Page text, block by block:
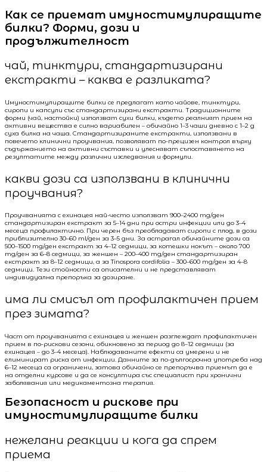
Как се приемат имуностимулиращите
билки? Форми, дози и
продължителност
чай, тинктури, стандартизирани
екстракти – каква е разликата?
Имуностимулиращите билки се предлагат като чайове, тинктури,
сиропи и капсули със стандартизирани екстракти. Традиционните
форми (чай, настойки) използват сухи билки, където реалният прием на
активни вещества е силно вариабилен – обичайно 1–3 чаши дневно с 1–2 g
суха билка на чаша. Стандартизираните екстракти, използвани в
повечето клинични проучвания, позволяват по-прецизен контрол върху
съдържанието на активни съставки и улесняват съпоставянето на
резултатите между различни изследвания и формули.
какви дози са използвани в клинични
проучвания?
Проучванията с ехинацея най-често използват 900–2400 mg/ден
стандартизиран екстракт за 5–14 дни при остри инфекции или до 3–4
месеца профилактично. При черен бъз преобладават сиропи с плод, в дози
приблизително 30–60 ml/ден за 3–5 дни. За астрагал обичайните дози са
500–1500 mg/ден екстракт за 4–12 седмици, за котешки нокът – около 700
mg/ден за 6–8 седмици, за женшен – 200–400 mg/ден стандартизиран
екстракт за 8–12 седмици, а за Tinospora cordifolia – 300–600 mg/ден за 4–8
седмици. Тези стойности са описателни и не представляват
индивидуална препоръка за дозиране.
има ли смисъл от профилактичен прием
през зимата?
Част от проучванията с ехинацея и женшен разглеждат профилактичен
прием в по-рискови сезони, обикновено за период до 8–12 седмици (за
ехинацея – до 3–4 месеца). Наблюдаваните ефекти са умерени и не
елиминират риска от инфекции. Данните за по-дългосрочна употреба над
6–12 месеца са ограничени, затова обичайно се препоръчва приемът да е
на отделни курсове и да се консултира със специалист при хронични
заболявания или медикаментозна терапия.
Безопасност и рискове при
имуностимулиращите билки
нежелани реакции и кога да спрем
приема